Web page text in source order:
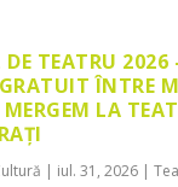
DE TEATRU
ÎNTRE
LA
| iul. 31, 2026 |